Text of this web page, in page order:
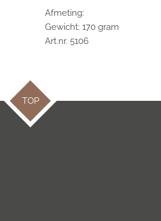
Afmeting:
Gewicht: 170 gram
Art.nr. 5106
TOP